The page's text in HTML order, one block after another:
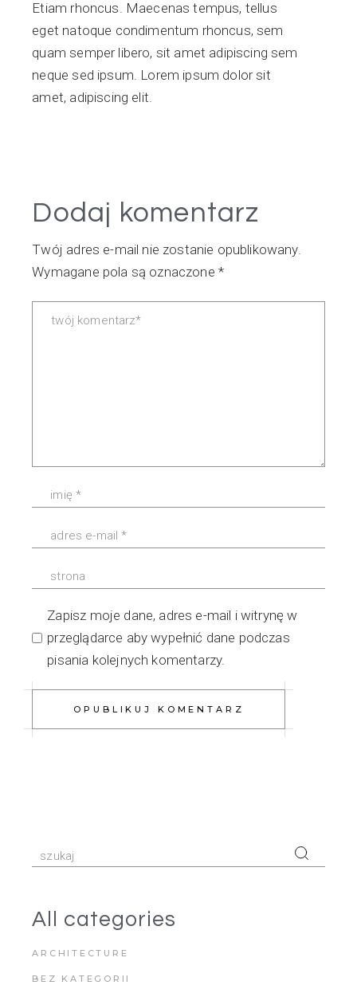
Etiam rhoncus. Maecenas tempus, tellus
eget natoque condimentum rhoncus, sem
quam semper libero, sit amet adipiscing sem
neque sed ipsum. Lorem ipsum dolor sit
amet, adipiscing elit.
Dodaj komentarz
Twój adres e-mail nie zostanie opublikowany.
Wymagane pola są oznaczone *
Zapisz moje dane, adres e-mail i witrynę w
przeglądarce aby wypełnić dane podczas
pisania kolejnych komentarzy.
OPUBLIKUJ KOMENTARZ
All categories
ARCHITECTURE
BEZ KATEGORII